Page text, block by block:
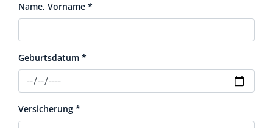
Name, Vorname *
Geburtsdatum *
Versicherung *